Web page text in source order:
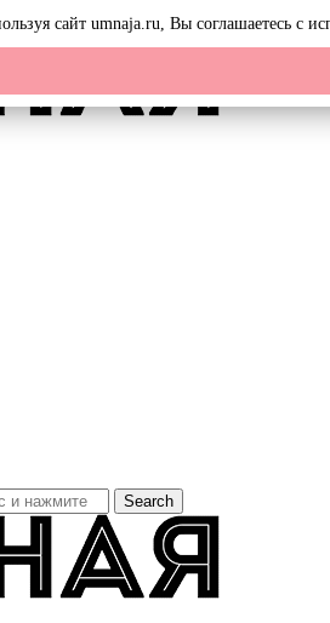
Search
сайт umnaja.ru, Вы соглашаетесь с